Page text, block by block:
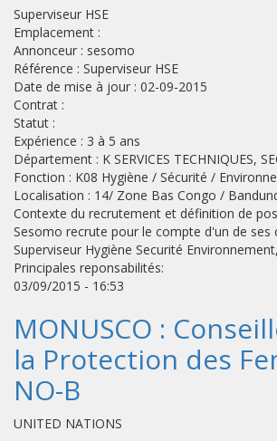
Superviseur HSE
Emplacement :
Annonceur : sesomo
Référence : Superviseur HSE
Date de mise à jour : 02-09-2015
Contrat :
Statut :
Expérience : 3 à 5 ans
Département : K SERVICES TECHNIQUES,
Fonction : K08 Hygiène / Sécurité /
Localisation : 14/ Zone Bas Congo /
Contexte du recrutement et définition de
Sesomo recrute pour le compte d'un de ses
Superviseur Hygiène Securité
Principales reponsabilités:
03/09/2015 - 16:53
MONUSCO :
la Protection des
NO-B
UNITED NATIONS